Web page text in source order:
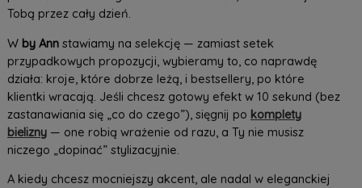
Tobą przez cały dzień.
W by Annstawiamy na selekcję — zamiast setek
przypadkowych propozycji, wybieramy to, co naprawdę
działa: kroje, które dobrze leżą, i bestsellery, po które
klientki wracają. Jeśli chcesz gotowy efekt w 10 sekund (bez
zastanawiania się „co do czego”), sięgnij po komplety
bielizny— one robią wrażenie od razu, a Ty nie musisz
niczego „dopinać” stylizacyjnie.
A kiedy chcesz mocniejszy akcent, ale nadal w eleganckiej